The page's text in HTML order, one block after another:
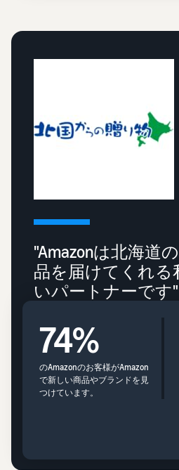
"Amazonは北海道
品を届けてくれる
いパートナーです"
74%
のAmazonのお客様がAmazon
で新しい商品やブランドを見
つけています。